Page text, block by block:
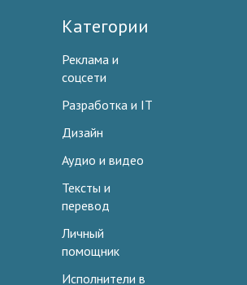
Категории
Реклама и
соцсети
Разработка и IT
Дизайн
Аудио и видео
Тексты и
перевод
Личный
помощник
Исполнители в